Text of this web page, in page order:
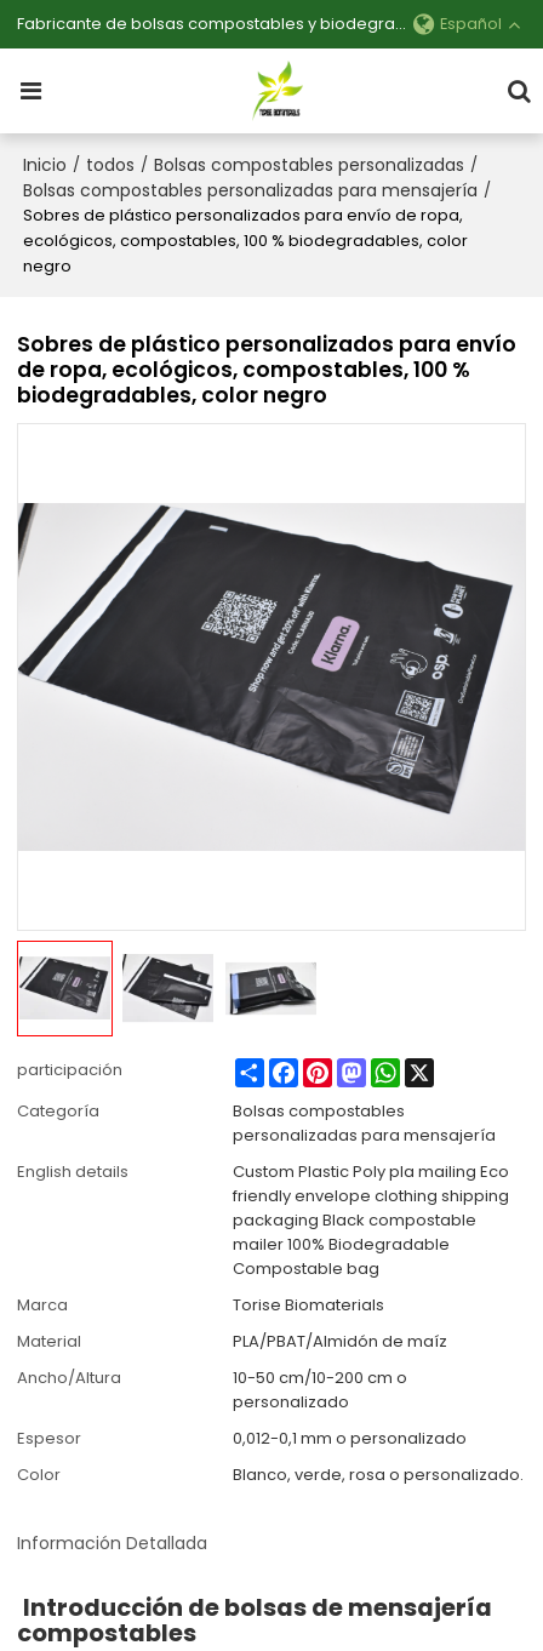
Fabricante de bolsas compostables y biodegradables personalizables Español
Inicio / todos / Bolsas compostables personalizadas /
Bolsas compostables personalizadas para mensajería /
Sobres de plástico personalizados para envío de ropa,
ecológicos, compostables, 100 % biodegradables, color
negro
Sobres de plástico personalizados para envío
de ropa, ecológicos, compostables, 100 %
biodegradables, color negro
participación ShareFacebook
PinterestMastodonWhatsApp
Categoría
Bolsas compostables
personalizadas para mensajería
English details
Custom Plastic Poly pla mailing Eco
friendly envelope clothing shipping
packaging Black compostable
mailer 100% Biodegradable
Compostable bag
Marca
Torise Biomaterials
Material
PLA/PBAT/Almidón de maíz
Ancho/Altura
10-50 cm/10-200 cm o
personalizado
Espesor
0,012-0,1 mm o personalizado
Color
Blanco, verde, rosa o personalizado.
Información Detallada
Introducción de bolsas de mensajería
compostables